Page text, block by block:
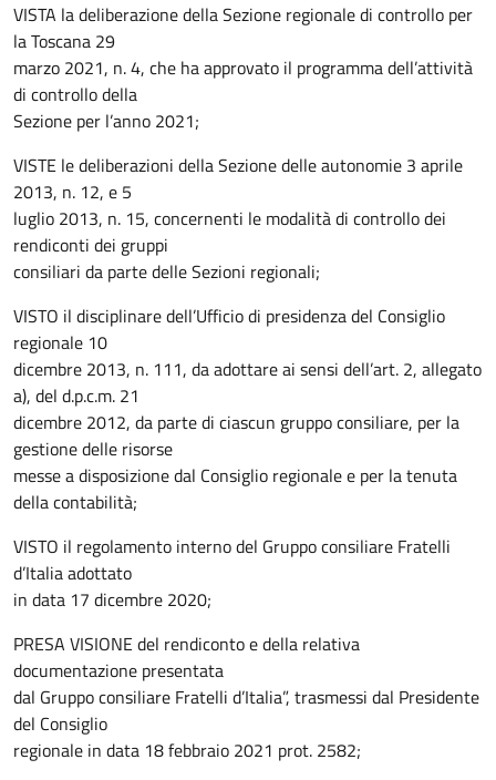
VISTA la deliberazione della Sezione regionale di controllo per
la Toscana 29
marzo 2021, n. 4, che ha approvato il programma dell’attività
di controllo della
Sezione per l’anno 2021;
VISTE le deliberazioni della Sezione delle autonomie 3 aprile
2013, n. 12, e 5
luglio 2013, n. 15, concernenti le modalità di controllo dei
rendiconti dei gruppi
consiliari da parte delle Sezioni regionali;
VISTO il disciplinare dell’Ufficio di presidenza del Consiglio
regionale 10
dicembre 2013, n. 111, da adottare ai sensi dell’art. 2, allegato
a), del d.p.c.m. 21
dicembre 2012, da parte di ciascun gruppo consiliare, per la
gestione delle risorse
messe a disposizione dal Consiglio regionale e per la tenuta
della contabilità;
VISTO il regolamento interno del Gruppo consiliare Fratelli
d’Italia adottato
in data 17 dicembre 2020;
PRESA VISIONE del rendiconto e della relativa
documentazione presentata
dal Gruppo consiliare Fratelli d’Italia”, trasmessi dal Presidente
del Consiglio
regionale in data 18 febbraio 2021 prot. 2582;